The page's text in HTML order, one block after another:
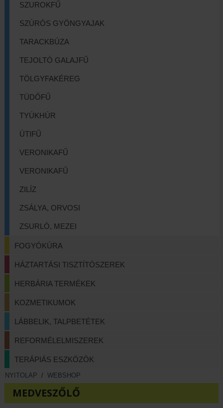
SZUROKFŰ
SZÚRÓS GYÖNGYAJAK
TARACKBÚZA
TEJOLTÓ GALAJFŰ
TÖLGYFAKÉREG
TÜDŐFŰ
TYÚKHÚR
ÚTIFŰ
VERONIKAFŰ
VERONIKAFŰ
ZILÍZ
ZSÁLYA, ORVOSI
ZSURLÓ, MEZEI
FOGYÓKÚRA
HÁZTARTÁSI TISZTÍTÓSZEREK
HERBÁRIA TERMÉKEK
KOZMETIKUMOK
LÁBBELIK, TALPBETÉTEK
REFORMÉLELMISZEREK
TERÁPIÁS ESZKÖZÖK
NYITOLAP / WEBSHOP
MEDVESZŐLŐ